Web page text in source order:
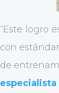
“Este logro
con
de